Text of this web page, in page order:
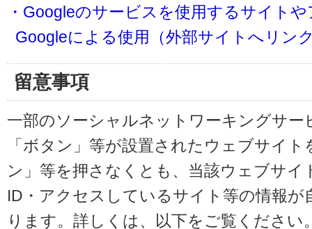
・Googleのサービスを使用するサイト
Googleによる使用（外部サイトへリン
留意事項
一部のソーシャルネットワーキングサー
「ボタン」等が設置されたウェブサイ
ン」等を押さなくとも、当該ウェブサイ
ID・アクセスしているサイト等の情報
ります。詳しくは、以下をご覧ください